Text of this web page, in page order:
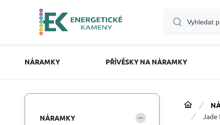
NÁRAMKY PŘÍVĚSKY NA NÁRAMKY
Jade
NÁRAMKY